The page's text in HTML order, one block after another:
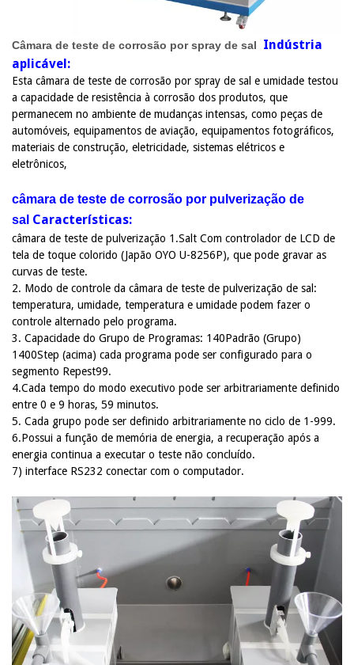
Câmara de teste de corrosão por spray de sal
Indústria
aplicável:
Esta câmara de teste de corrosão por spray de sal e umidade testou
a capacidade de resistência à corrosão dos produtos, que
permanecem no ambiente de mudanças intensas, como peças de
automóveis, equipamentos de aviação, equipamentos fotográficos,
materiais de construção, eletricidade, sistemas elétricos e
eletrônicos,
câmara de teste de corrosão por pulverização de
sal Características:
câmara de teste de pulverização 1.Salt Com controlador de LCD de
tela de toque colorido (Japão OYO U-8256P), que pode gravar as
curvas de teste.
2. Modo de controle da câmara de teste de pulverização de sal:
temperatura, umidade, temperatura e umidade podem fazer o
controle alternado pelo programa.
3. Capacidade do Grupo de Programas: 140Padrão (Grupo)
1400Step (acima) cada programa pode ser configurado para o
segmento Repest99.
4.Cada tempo do modo executivo pode ser arbitrariamente definido
entre 0 e 9 horas, 59 minutos.
5. Cada grupo pode ser definido arbitrariamente no ciclo de 1-999.
6.Possui a função de memória de energia, a recuperação após a
energia continua a executar o teste não concluído.
7) interface RS232 conectar com o computador.